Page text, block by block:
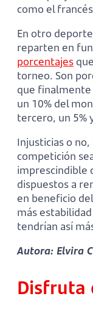
como el
En otro
reparten en
porcentajes
torneo. Son
que finalmente
un 10% del
tercero, un 5%
Injusticias o
competición
imprescindible
dispuestos a
en beneficio
más
tendrían así
Autora: Elvira
Disfruta